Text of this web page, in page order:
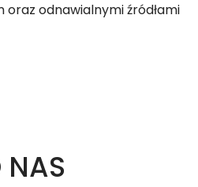
odnawialnymi źródłami
NAS